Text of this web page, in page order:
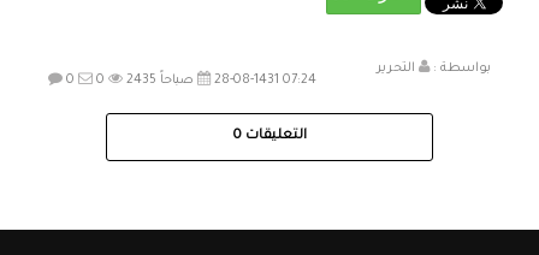
بواسطة :
التحرير
28-08-1431 07:24 صباحاً
0 0 2435
التعليقات 0